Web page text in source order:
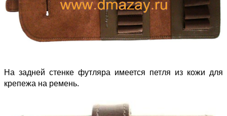
На задней стенке футляра имеется петля из кожи для
крепежа на ремень.